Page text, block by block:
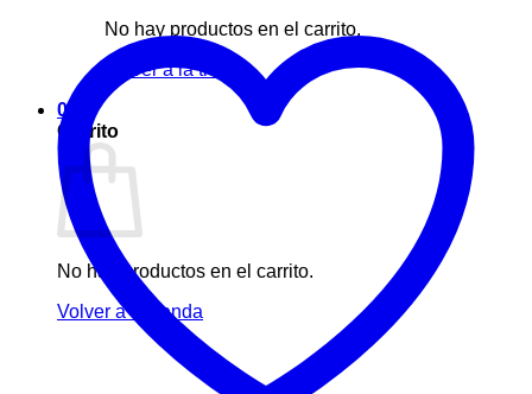
No hay productos en el carrito.
Volver a la tienda
0
Carrito
No hay productos en el carrito.
Volver a la tienda